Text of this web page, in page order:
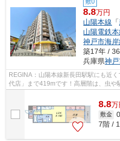
敷0
8.8万円
山陽本線 「
山陽電鉄本
神戸市海岸
築17年 /
兵庫県神
REGINA：山陽本線新長田駅駅にも近
代店」まで419mです！高層階は、虫や
8.8万
敷金
7階 /